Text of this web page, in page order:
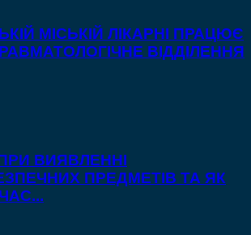
МІСЬКІЙ ЛІКАРНІ ПРАЦЮЄ
ВІДДІЛЕННЯ
ВИЯВЛЕННІ
ПРЕДМЕТІВ ТА ЯК